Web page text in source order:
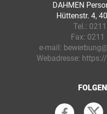
DAHMEN
Hüttenstr. 4,
Tel.:
Fax: 0211
e-mail:
Webadresse: